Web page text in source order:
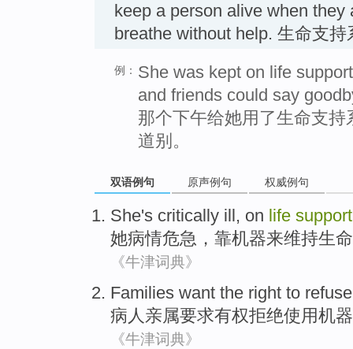
keep a person alive when they
breathe without help. 生命支
例： She was kept on life
and friends could say
那个下午给她用了生命支
道别。
双语例句 原声例句 权威例句
She's critically ill, on life support
她病情危急，靠机器来维持生
《牛津词典》
Families want the right to refuse
病人亲属要求有权拒绝使用机器
《牛津词典》